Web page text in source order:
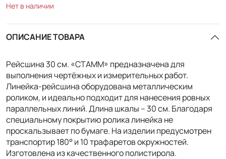
Нет в наличии
ОПИСАНИЕ ТОВАРА
Рейсшина 30 см. «СТАММ» предназначена для
выполнения чертёжных и измерительных работ.
Линейка-рейсшина оборудована металлическим
роликом, и идеально подходит для нанесения ровных
параллельных линий. Длина шкалы – 30 см. Благодаря
специальному покрытию ролика линейка не
проскальзывает по бумаге. На изделии предусмотрен
транспортир 180° и 10 трафаретов окружностей.
Изготовлена из качественного полистирола.